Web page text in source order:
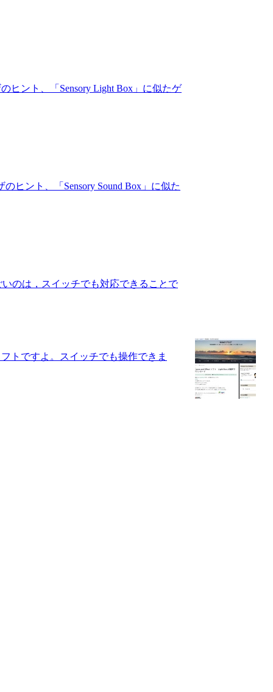
ヒント、「Sensory Light Box」に似たゲ
ヒント、「Sensory Sound Box」に似た
いのは，スイッチでも対応できることで
トですよ。スイッチでも操作できま